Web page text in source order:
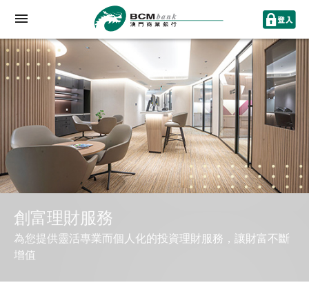
創富理財服務
為您提供靈活專業而個人化的投資理財服務，讓財富不斷
增值